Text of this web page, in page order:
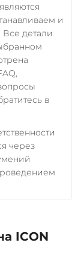
и
детали
в
через
ICON